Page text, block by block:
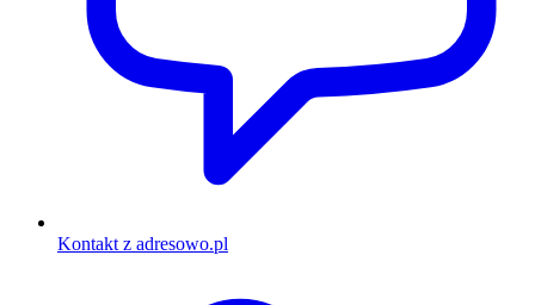
Kontakt z adresowo.pl